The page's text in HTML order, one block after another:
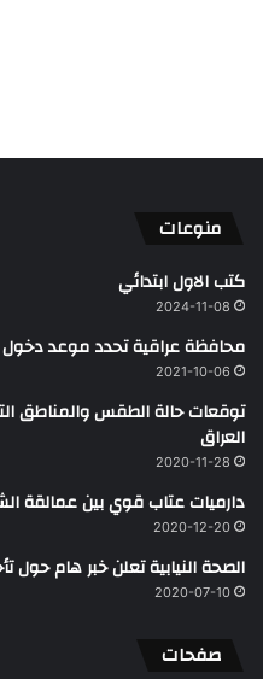
منوعات
كتب الاول ابتدائي
2024-11-08
محافظة عراقية تحدد موعد دخول
2021-10-06
توقعات حالة الطقس والمناطق
العراق
2020-11-28
دارميات عتاب قوي بين عمالقة
2020-12-20
الصحة النيابية تعلن خبر هام حول
2020-07-10
صفحات